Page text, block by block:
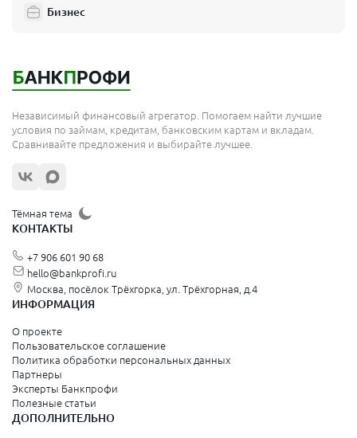
Бизнес
Независимый финансовый агрегатор. Помогаем найти лучшие
условия по займам, кредитам, банковским картам и вкладам.
Сравнивайте предложения и выбирайте лучшее.
Тёмная тема
КОНТАКТЫ
+7 906 601 90 68
hello@bankprofi.ru
Москва, посёлок Трёхгорка, ул. Трёхгорная, д.4
ИНФОРМАЦИЯ
О проекте
Пользовательское соглашение
Политика обработки персональных данных
Партнеры
Эксперты Банкпрофи
Полезные статьи
ДОПОЛНИТЕЛЬНО